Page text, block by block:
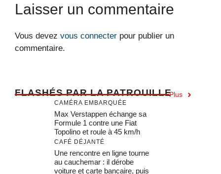
Laisser un commentaire
Vous devez vous connecter pour publier un
commentaire.
FLASHÉS PAR LA PATROUILLEPlus
CAMÉRA EMBARQUÉE
Max Verstappen échange sa
Formule 1 contre une Fiat
Topolino et roule à 45 km/h
CAFÉ DÉJANTÉ
Une rencontre en ligne tourne
au cauchemar : il dérobe
voiture et carte bancaire, puis